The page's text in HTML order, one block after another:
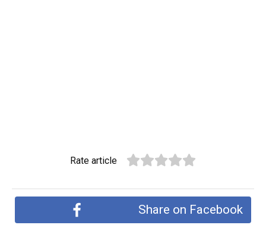
Rate article
Share on Facebook